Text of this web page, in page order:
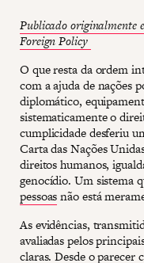
Publicado originalmente
Foreign Policy
O que resta da ordem
com a ajuda de nações
diplomático,
sistematicamente o
cumplicidade desferiu
Carta das Nações
direitos humanos,
genocídio. Um sistema
pessoasnão está
As evidências,
avaliadas pelos
claras. Desde oparecer